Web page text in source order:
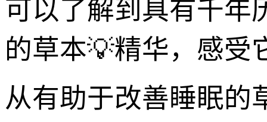
可以了解到具有千年
的草本💡精华，感受
从有助于改善睡眠的